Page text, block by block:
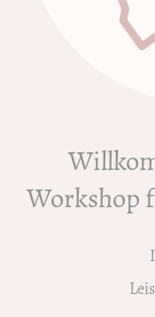
Workshop